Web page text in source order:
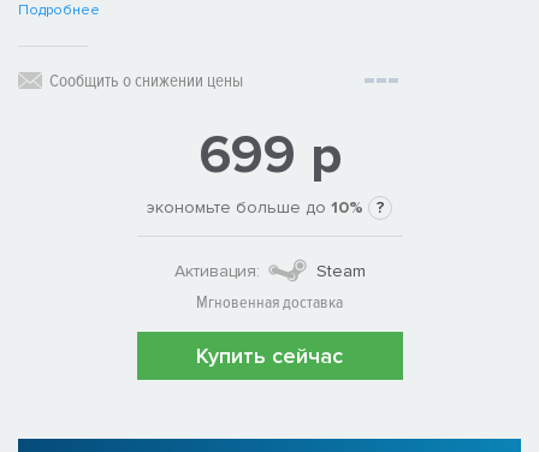
Подробнее
Сообщить о снижении цены
699 р
экономьте больше до 10% ?
Активация:
Steam
Мгновенная доставка
Купить сейчас